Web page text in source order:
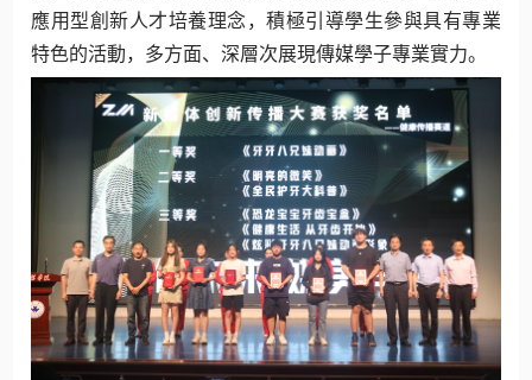
應用型創新人才培養理念，積極引導學生參與具有專業
特色的活動，多方面、深層次展現傳媒學子專業實力。